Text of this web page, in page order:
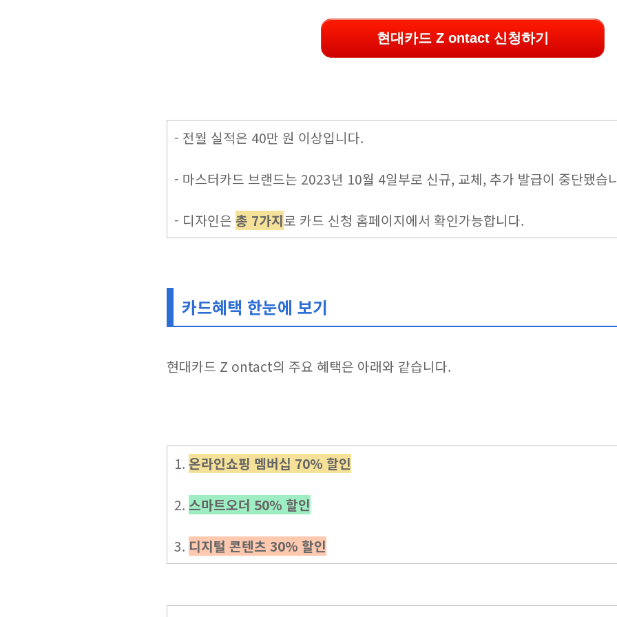
현대카드 Z ontact 신청하기
- 전월 실적은 40만 원 이상입니다.
- 마스터카드 브랜드는 2023년 10월 4일부로 신규, 교체, 추가 발급이 중단됐습
- 디자인은 총 7가지로 카드 신청 홈페이지에서 확인가능합니다.
카드혜택 한눈에 보기
현대카드 Z ontact의 주요 혜택은 아래와 같습니다.
1. 온라인쇼핑 멤버십 70% 할인
2. 스마트오더 50% 할인
3. 디지털 콘텐츠 30% 할인